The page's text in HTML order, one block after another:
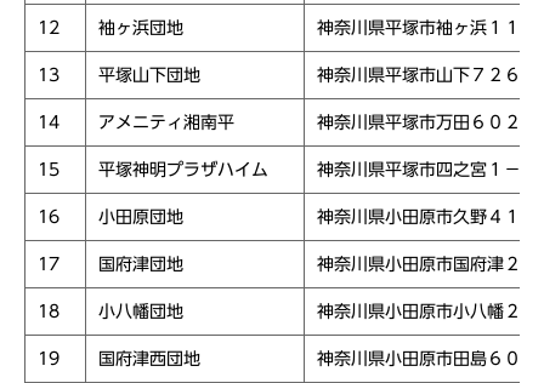
12 袖ヶ浜団地 神奈川県平塚市袖ヶ浜１１
13 平塚山下団地 神奈川県平塚市山下７２６
14 アメニティ湘南平 神奈川県平塚市万田６０２
15 平塚神明プラザハイム 神奈川県平塚市四之宮１－９
16 小田原団地 神奈川県小田原市久野４１
17 国府津団地 神奈川県小田原市国府津２３
18 小八幡団地 神奈川県小田原市小八幡２－
19 国府津西団地 神奈川県小田原市田島６０